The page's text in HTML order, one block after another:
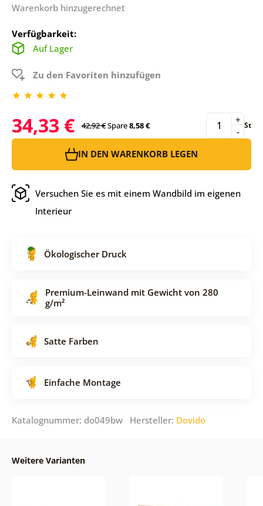
Warenkorb hinzugerechnet
Verfügbarkeit:
Auf Lager
Zu den Favoriten hinzufügen
34,33 € 42,92 €Spare8,58 € -
+ St
IN DEN WARENKORB LEGEN
Versuchen Sie es mit einem Wandbild im eigenen
Interieur
Ökologischer Druck
Premium-Leinwand mit Gewicht von 280
g/m²
Satte Farben
Einfache Montage
Katalognummer: do049bw Hersteller: Dovido
Weitere Varianten